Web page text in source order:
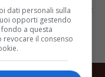
fatto il suo ingresso
al via Da
ha chiuso i
dati personali sulla
opporti gestendo
a questa
revocare il consenso